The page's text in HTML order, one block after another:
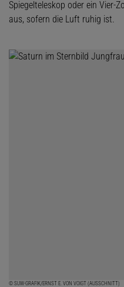
Spiegelteleskop oder ein Vier-
aus, sofern die Luft ruhig ist.
© SUW-GRAFIK/ERNST E. VON VOIGT (AUSSCHNITT)